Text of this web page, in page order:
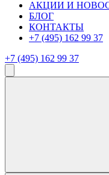
АКЦИИ И
БЛОГ
КОНТАКТЫ
+7 (495) 162 99 37
+7 (495) 162 99 37